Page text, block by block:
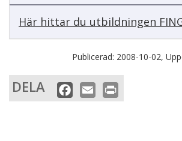
Här hittar du utbildningen
Publicerad: 2008-10-02,
DELA
a
m
r